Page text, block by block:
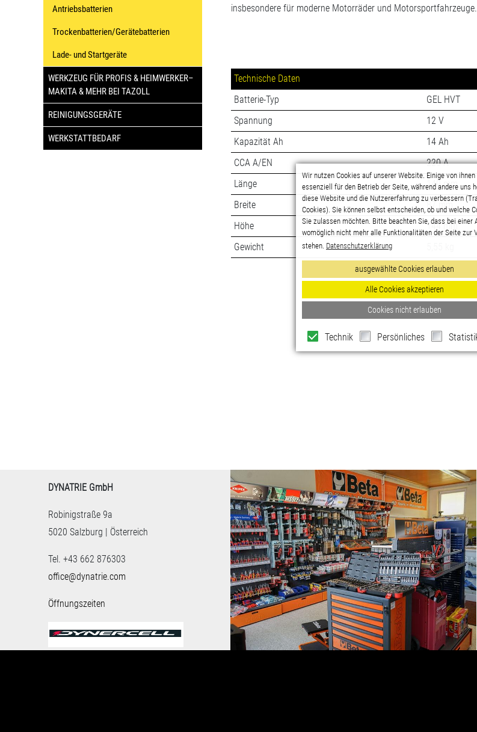
Antriebsbatterien
Trockenbatterien/Gerätebatterien
Lade- und Startgeräte
WERKZEUG FÜR PROFIS & HEIMWERKER–
MAKITA & MEHR BEI TAZOLL
REINIGUNGSGERÄTE
WERKSTATTBEDARF
insbesondere für moderne Motorräder und Motorsportfahrzeuge.
Technische Daten
Batterie-Typ
GEL HVT
Spannung
12 V
Kapazität Ah
14 Ah
CCA A/EN
220 A
Länge
149 mm
Breite
87 mm
Höhe
144 mm
Gewicht
DYNATRIE GmbH
Robinigstraße 9a
5020 Salzburg | Österreich
Tel. +43 662 876303
office@dynatrie.com
Öffnungszeiten